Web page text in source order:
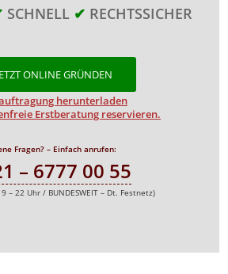
SCHNELL ✔ RECHTSSICHER
ONLINE GRÜNDEN
herunterladen
Erstberatung reservieren.
Fragen? – Einfach anrufen:
– 6777 00 55
– 22 Uhr / BUNDESWEIT – Dt. Festnetz)